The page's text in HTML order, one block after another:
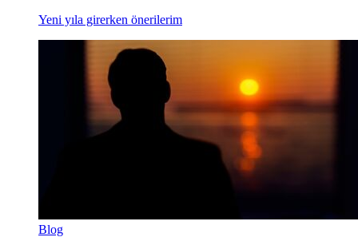
Yeni yıla girerken önerilerim
Blog